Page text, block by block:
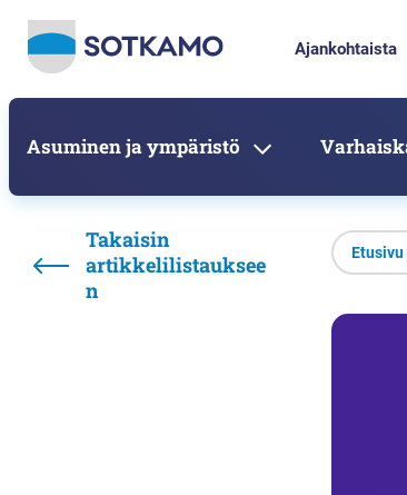
Ajankohtaista
Asuminen ja ympäristö
Takaisin
artikkelilistauksee
n
Etusivu